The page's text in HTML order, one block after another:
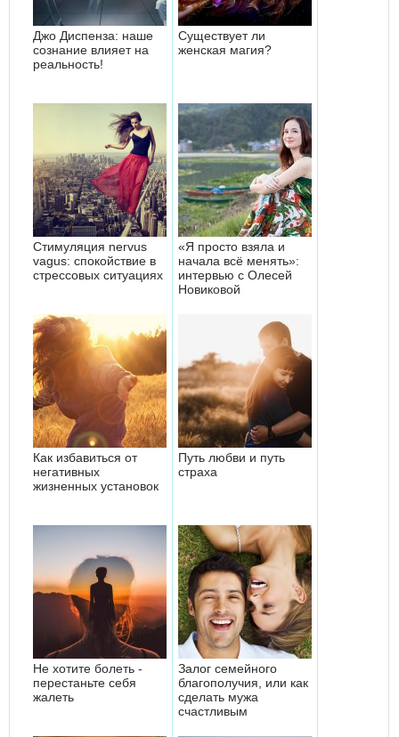
Джо Диспенза: наше
сознание влияет на
реальность!
Существует ли
женская магия?
Стимуляция nervus
vagus: спокойствие в
стрессовых ситуациях
«Я просто взяла и
начала всё менять»:
интервью с Олесей
Новиковой
Как избавиться от
негативных
жизненных установок
Путь любви и путь
страха
Не хотите болеть -
перестаньте себя
жалеть
Залог семейного
благополучия, или как
сделать мужа
счастливым